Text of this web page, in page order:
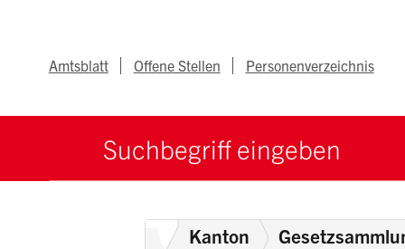
Metanav
Amtsblatt Offene Stellen Personenverzeichnis
Suchbegriff
HomeKanton